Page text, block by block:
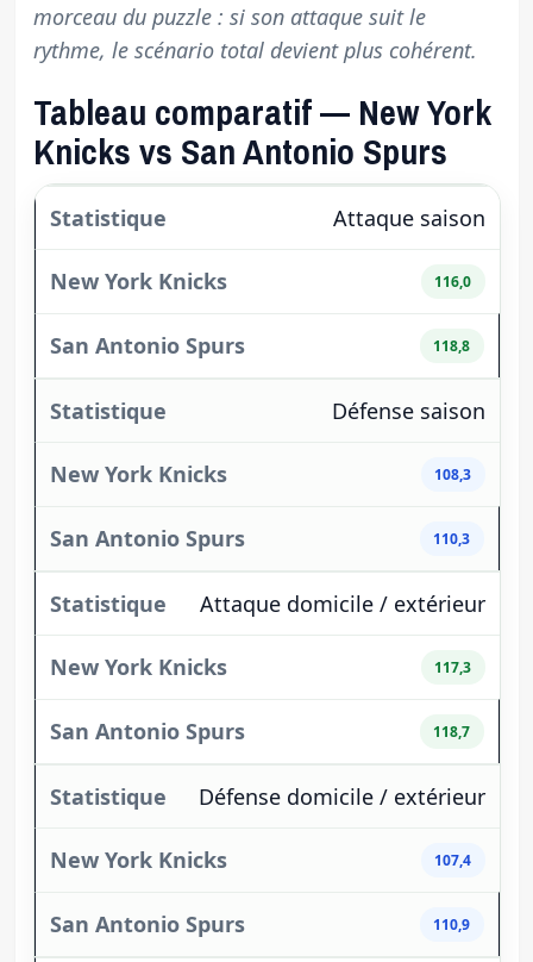
morceau du puzzle : si son attaque suit le
rythme, le scénario total devient plus cohérent.
Tableau comparatif — New York
Knicks vs San Antonio Spurs
Attaque saison
116,0
118,8
Défense saison
108,3
110,3
Attaque domicile / extérieur
117,3
118,7
Défense domicile / extérieur
107,4
110,9